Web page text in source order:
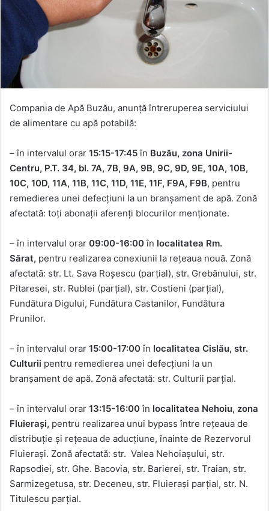
Compania de Apă Buzău, anunță întreruperea serviciului
de alimentare cu apă potabilă:
– în intervalul orar 15:15-17:45în Buzău, zona Unirii-
Centru, P.T. 34, bl. 7A, 7B, 9A, 9B, 9C, 9D, 9E, 10A, 10B,
10C, 10D, 11A, 11B, 11C, 11D, 11E, 11F, F9A, F9B, pentru
remedierea unei defecțiuni la un branșament de apă. Zonă
afectată: toți abonații aferenți blocurilor menționate.
– în intervalul orar 09:00-16:00în localitatea Rm.
Sărat, pentru realizarea conexiunii la rețeaua nouă. Zonă
afectată: str. Lt. Sava Roșescu (parțial), str. Grebănului, str.
Pitaresei, str. Rublei (parțial), str. Costieni (parțial),
Fundătura Digului, Fundătura Castanilor, Fundătura
Prunilor.
– în intervalul orar 15:00-17:00în localitatea Cislău, str.
Culturii pentru remedierea unei defecțiuni la un
branșament de apă. Zonă afectată: str. Culturii parțial.
– în intervalul orar 13:15-16:00în localitatea Nehoiu, zona
Fluierași, pentru realizarea unui bypass între rețeaua de
distribuție și rețeaua de aducțiune, înainte de Rezervorul
Fluierași. Zonă afectată: str. Valea Nehoiașului, str.
Rapsodiei, str. Ghe. Bacovia, str. Barierei, str. Traian, str.
Sarmizegetusa, str. Deceneu, str. Fluierași parțial, str. N.
Titulescu parțial.